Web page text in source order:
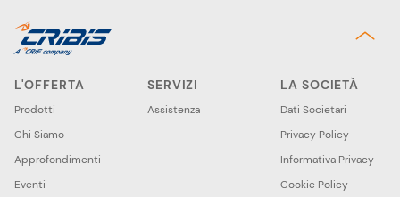
L'OFFERTA
Prodotti
Chi Siamo
Approfondimenti
Eventi
SERVIZI
Assistenza
LA SOCIETÀ
Dati Societari
Privacy Policy
Informativa Privacy
Cookie Policy